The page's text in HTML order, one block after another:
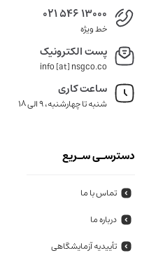
021 546 13000
خط ویژه
پست الکترونیک
info [at] nsgco.co
ساعت کاری
شنبه تا چهارشنبه، 9 الی 18
دسترسـی سـریع
تماس با ما
درباره ما
تأییدیه آزمایشگاهی